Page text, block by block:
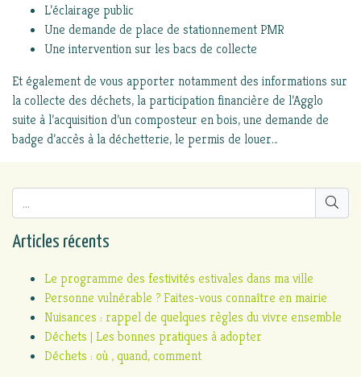
L’éclairage public
Une demande de place de stationnement PMR
Une intervention sur les bacs de collecte
Et également de vous apporter notamment des informations sur
la collecte des déchets, la participation financière de l’Agglo
suite à l’acquisition d’un composteur en bois, une demande de
badge d’accès à la déchetterie, le permis de louer…
Articles récents
Le programme des festivités estivales dans ma ville
Personne vulnérable ? Faites-vous connaître en mairie
Nuisances : rappel de quelques règles du vivre ensemble
Déchets | Les bonnes pratiques à adopter
Déchets : où , quand, comment